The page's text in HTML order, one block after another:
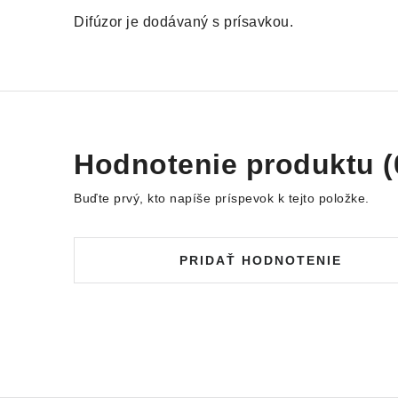
Difúzor je dodávaný s prísavkou.
Hodnotenie produktu
Buďte prvý, kto napíše príspevok k tejto položke.
PRIDAŤ HODNOTENIE